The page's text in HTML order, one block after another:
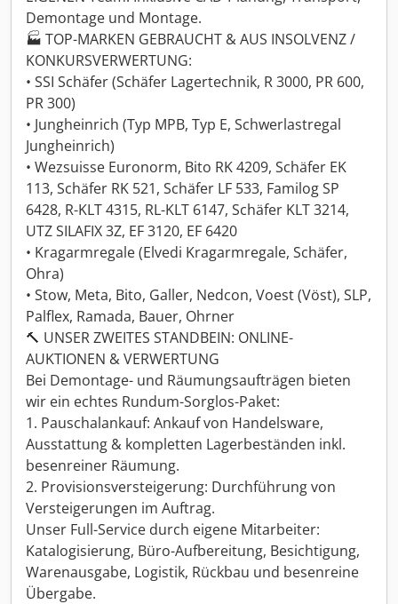
Demontage und Montage.
🏭 TOP-MARKEN GEBRAUCHT & AUS INSOLVENZ /
KONKURSVERWERTUNG:
• SSI Schäfer (Schäfer Lagertechnik, R 3000, PR 600,
PR 300)
• Jungheinrich (Typ MPB, Typ E, Schwerlastregal
Jungheinrich)
• Wezsuisse Euronorm, Bito RK 4209, Schäfer EK
113, Schäfer RK 521, Schäfer LF 533, Familog SP
6428, R-KLT 4315, RL-KLT 6147, Schäfer KLT 3214,
UTZ SILAFIX 3Z, EF 3120, EF 6420
• Kragarmregale (Elvedi Kragarmregale, Schäfer,
Ohra)
• Stow, Meta, Bito, Galler, Nedcon, Voest (Vöst), SLP,
Palflex, Ramada, Bauer, Ohrner
🔨 UNSER ZWEITES STANDBEIN: ONLINE-
AUKTIONEN & VERWERTUNG
Bei Demontage- und Räumungsaufträgen bieten
wir ein echtes Rundum-Sorglos-Paket:
1. Pauschalankauf: Ankauf von Handelsware,
Ausstattung & kompletten Lagerbeständen inkl.
besenreiner Räumung.
2. Provisionsversteigerung: Durchführung von
Versteigerungen im Auftrag.
Unser Full-Service durch eigene Mitarbeiter:
Katalogisierung, Büro-Aufbereitung, Besichtigung,
Warenausgabe, Logistik, Rückbau und besenreine
Übergabe.